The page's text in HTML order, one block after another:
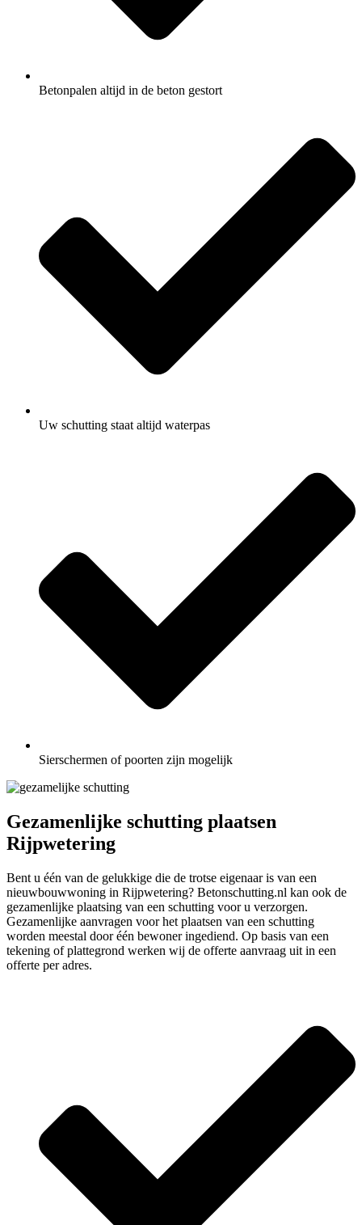
Betonpalen altijd in de beton gestort
Uw schutting staat altijd waterpas
Sierschermen of poorten zijn mogelijk
Gezamenlijke schutting plaatsen
Rijpwetering
Bent u één van de gelukkige die de trotse eigenaar is van een
nieuwbouwwoning in Rijpwetering? Betonschutting.nl kan ook de
gezamenlijke plaatsing van een schutting voor u verzorgen.
Gezamenlijke aanvragen voor het plaatsen van een schutting
worden meestal door één bewoner ingediend. Op basis van een
tekening of plattegrond werken wij de offerte aanvraag uit in een
offerte per adres.